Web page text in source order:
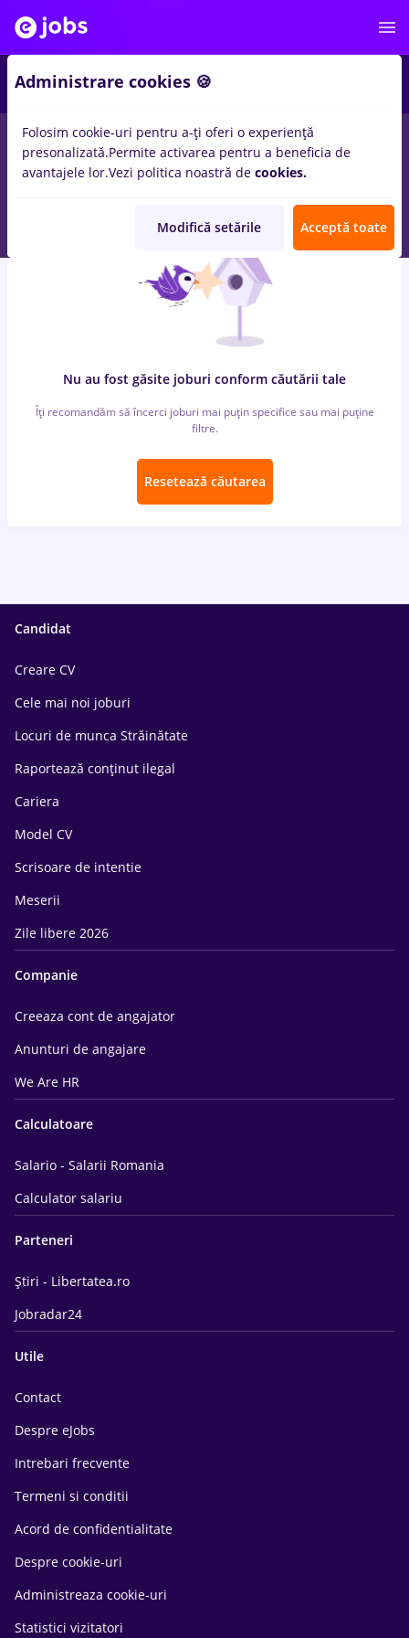
locuri de muncapizzer, Part time inStrainatate
Student, Entry-Level (< 2 ani)inConstructii / Instalatii,
Medicina / Sanatate
Nu au fost găsite joburi conform căutării tale
Îți recomandăm să încerci joburi mai puțin specifice sau mai puține
filtre.
Resetează căutarea
Candidat
Creare CV
Cele mai noi joburi
Locuri de munca Străinătate
Raportează conținut ilegal
Cariera
Model CV
Scrisoare de intentie
Meserii
Zile libere 2026
Companie
Creeaza cont de angajator
Anunturi de angajare
We Are HR
Calculatoare
Salario - Salarii Romania
Calculator salariu
Parteneri
Știri - Libertatea.ro
Jobradar24
Utile
Contact
Despre eJobs
Intrebari frecvente
Termeni si conditii
Acord de confidentialitate
Despre cookie-uri
Administreaza cookie-uri
Statistici vizitatori
Administrare cookies 🍪
Folosim cookie-uri pentru a-ți oferi o experiență
presonalizată.Permite activarea pentru a beneficia de
avantajele lor.Vezi politica noastră de cookies.
Modifică setările Acceptă toate